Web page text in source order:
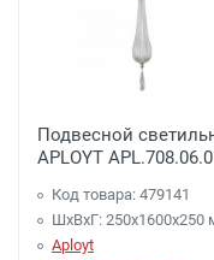
Подвесной
APLOYT
Код товара: 479141
ШхВхГ: 250x1600x250
Aployt